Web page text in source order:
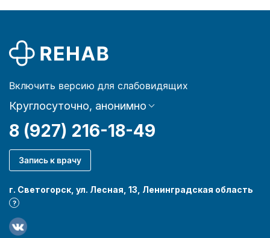
Включить версию для слабовидящих
Круглосуточно, анонимно
8 (927) 216-18-49
Запись к врачу
г. Светогорск, ул. Лесная, 13, Ленинградская область
?